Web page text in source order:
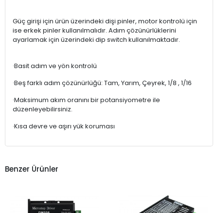
Güç girişi için ürün üzerindeki dişi pinler, motor kontrolü için
ise erkek pinler kullanılmalıdır. Adım çözünürlüklerini
ayarlamak için üzerindeki dip switch kullanılmaktadır.
·Basit adım ve yön kontrolü
·Beş farklı adım çözünürlüğü: Tam, Yarım, Çeyrek, 1/8 , 1/16
·Maksimum akım oranını bir potansiyometre ile
düzenleyebilirsiniz.
·Kısa devre ve aşırı yük koruması
Benzer Ürünler